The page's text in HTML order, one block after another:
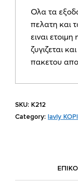
Ολα τα
πελατη και
ειναι
ζυγιζεται
πακετου
SKU: Κ212
Category: lavly